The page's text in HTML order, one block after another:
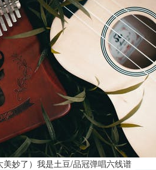
妙了）我是土豆/品冠弹唱六线谱